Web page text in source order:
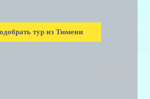
тур из Тюмени